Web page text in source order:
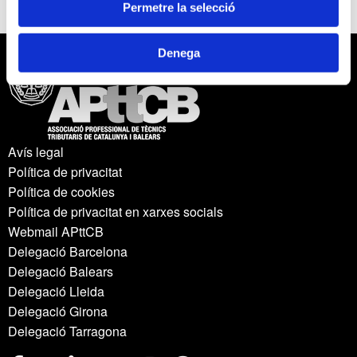
Permetre la selecció
Denega
Avís legal
Política de privacitat
Política de cookies
Política de privacitat en xarxes socials
Webmail APttCB
Delegació Barcelona
Delegació Balears
Delegació Lleida
Delegació Girona
Delegació Tarragona